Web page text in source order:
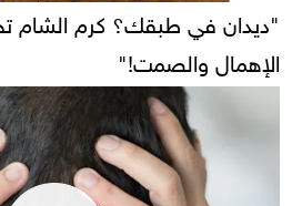
"ديدان في طبقك؟ كرم الشام
الإهمال والصمت!"